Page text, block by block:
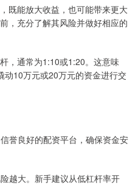
既能放大收益，也可能带来更大
，充分了解其风险并做好相应的
，通常为1:10或1:20。这意味
动10万元或20万元的资金进行交
誉良好的配资平台，确保资金安
越大。新手建议从低杠杆率开